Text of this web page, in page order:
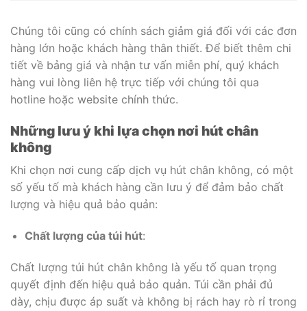
Chúng tôi cũng có chính sách giảm giá đối với các đơn
hàng lớn hoặc khách hàng thân thiết. Để biết thêm chi
tiết về bảng giá và nhận tư vấn miễn phí, quý khách
hàng vui lòng liên hệ trực tiếp với chúng tôi qua
hotline hoặc website chính thức.
Những lưu ý khi lựa chọn nơi hút chân
không
Khi chọn nơi cung cấp dịch vụ hút chân không, có một
số yếu tố mà khách hàng cần lưu ý để đảm bảo chất
lượng và hiệu quả bảo quản:
Chất lượng của túi hút:
Chất lượng túi hút chân không là yếu tố quan trọng
quyết định đến hiệu quả bảo quản. Túi cần phải đủ
dày, chịu được áp suất và không bị rách hay rò rỉ trong